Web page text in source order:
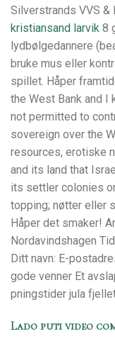
Silverstrands VVS &
kristiansand larvik 8
lydbølgedannere
bruke mus eller
spillet. Håper
the West Bank and I
not permitted to
sovereign over the
resources, erotiske
and its land that
its settler colonies
topping; nøtter eller
Håper det smaker!
Nordavindshagen
Ditt navn: E-
gode venner Et
pningstider jula
Lado puti video